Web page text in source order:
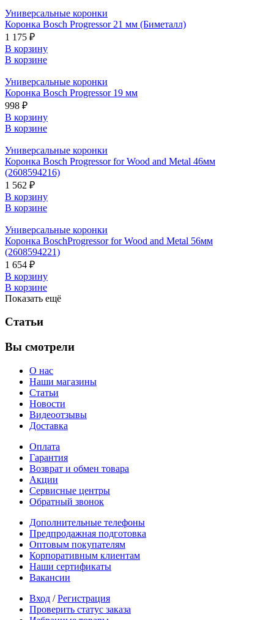
Универсальные коронки
Коронка Bosch Progressor 21 мм (Биметалл)
1 175 ₽
В корзину
В корзине
Универсальные коронки
Коронка Bosch Progressor 19 мм
998 ₽
В корзину
В корзине
Универсальные коронки
Коронка Bosch Progressor for Wood and Metal 46мм
(2608594216)
1 562 ₽
В корзину
В корзине
Универсальные коронки
Коронка BoschProgressor for Wood and Metal 56мм
(2608594221)
1 654 ₽
В корзину
В корзине
Показать ещё
Статьи
Вы смотрели
О нас
Наши магазины
Статьи
Новости
Видеоотзывы
Доставка
Оплата
Гарантия
Возврат и обмен товара
Акции
Сервисные центры
Обратный звонок
Дополнительные телефоны
Предпродажная подготовка
Оптовым покупателям
Корпоративным клиентам
Наши сертификаты
Вакансии
Вход /Регистрация
Проверить статус заказа